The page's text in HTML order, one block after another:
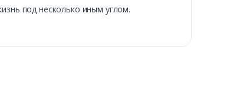
под несколько иным углом.